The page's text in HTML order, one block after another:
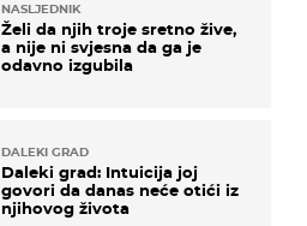
NASLJEDNIK
Želi da njih troje sretno žive,
a nije ni svjesna da ga je
odavno izgubila
DALEKI GRAD
Daleki grad: Intuicija joj
govori da danas neće otići iz
njihovog života